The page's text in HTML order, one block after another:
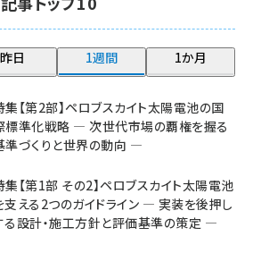
ngn (280)
大串 (223)
aitras (186)
タンデム (150)
昨日 1週間 1か月
集【第2部】ペロブスカイト太陽電池の国
標準化戦略 ― 次世代市場の覇権を握る
準づくりと世界の動向 ―
集【第1部 その2】ペロブスカイト太陽電池
支える2つのガイドライン ― 実装を後押し
る設計・施工方針と評価基準の策定 ―